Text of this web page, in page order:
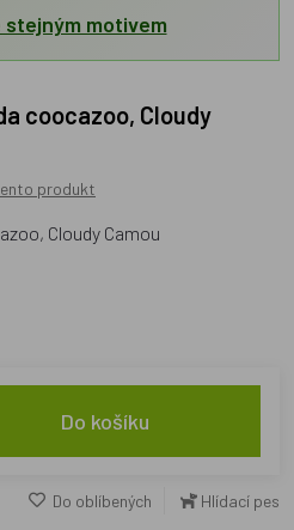
stejným motivem
produkt
Cloudy Camou
Do košíku
Do oblíbených Hlídací pes